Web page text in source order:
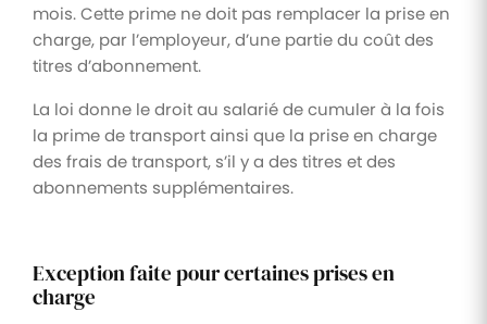
mois. Cette prime ne doit pas remplacer la prise en
charge, par l’employeur, d’une partie du coût des
titres d’abonnement.
La loi donne le droit au salarié de cumuler à la fois
la prime de transport ainsi que la prise en charge
des frais de transport, s’il y a des titres et des
abonnements supplémentaires.
Exception faite pour certaines prises en
charge